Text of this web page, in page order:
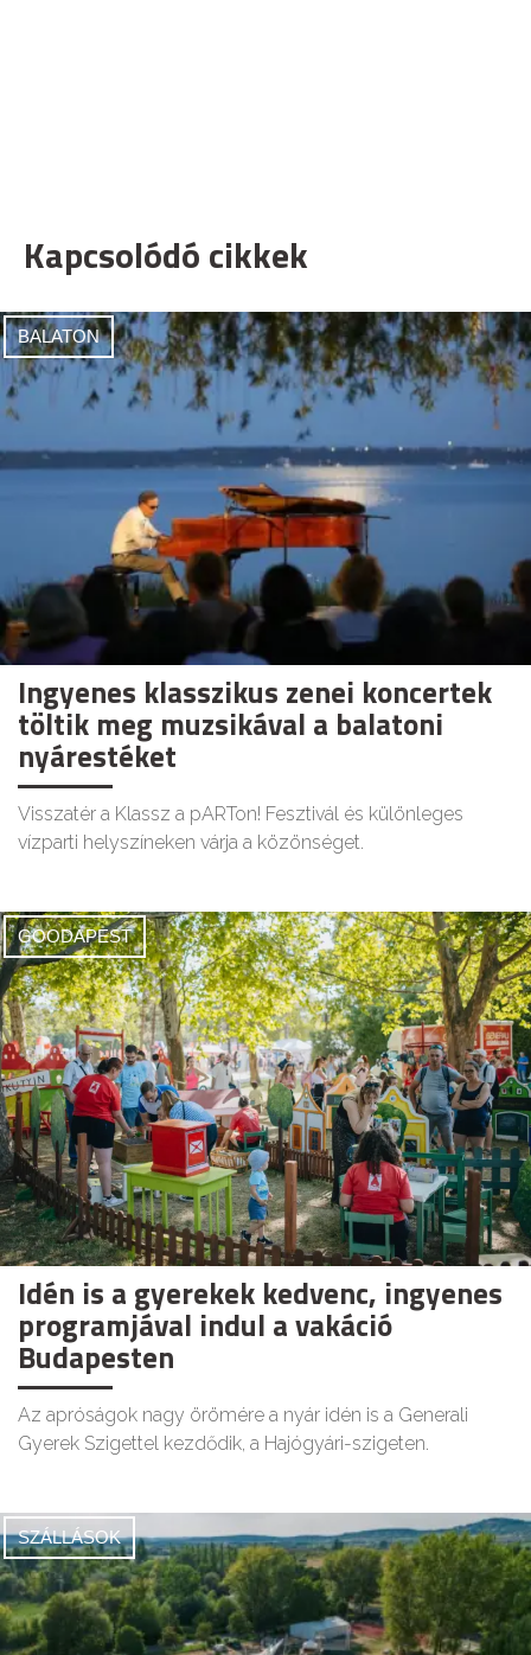
Kapcsolódó cikkek
BALATON
Ingyenes klasszikus zenei koncertek
töltik meg muzsikával a balatoni
nyárestéket
Visszatér a Klassz a pARTon! Fesztivál és különleges
vízparti helyszíneken várja a közönséget.
GOODAPEST
Idén is a gyerekek kedvenc, ingyenes
programjával indul a vakáció
Budapesten
Az apróságok nagy örömére a nyár idén is a Generali
Gyerek Szigettel kezdődik, a Hajógyári-szigeten.
SZÁLLÁSOK